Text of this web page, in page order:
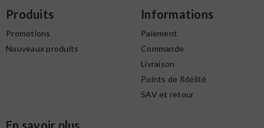
Produits
Promotions
Nouveaux produits
Informations
Paiement
Commande
Livraison
Points de fidélité
SAV et retour
En savoir plus